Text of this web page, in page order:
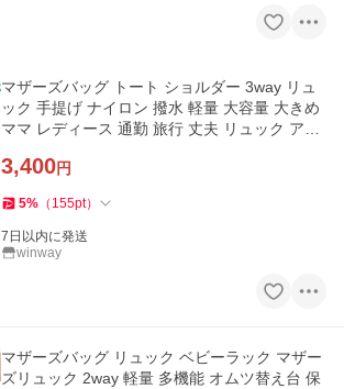
マザーズバッグ トート ショルダー 3way リュ
ック 手提げ ナイロン 撥水 軽量 大容量 大きめ
ママ レディース 通勤 旅行 丈夫 リュック アウ
3,400円
5% （ 155pt）
7日以内に発送
winway
マザーズバッグ リュック ベビーラック マザー
ズリュック 2way 軽量 多機能 オムツ替え台 保